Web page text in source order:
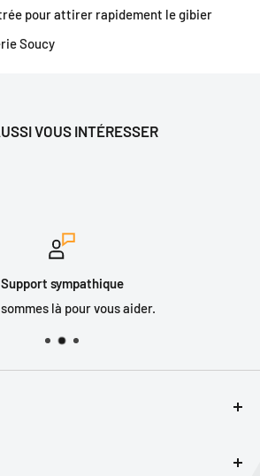
pour attirer rapidement le gibier
Soucy
VOUS INTÉRESSER
Support sympathique
là pour vous aider.
clientèle, en matière de chasse, de